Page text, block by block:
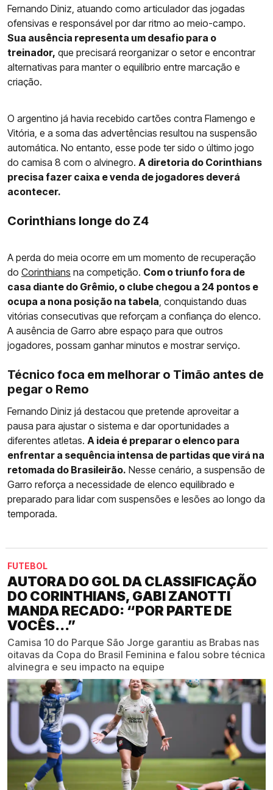
Fernando Diniz, atuando como articulador das jogadas
ofensivas e responsável por dar ritmo ao meio-campo.
Sua ausência representa um desafio para o
treinador, que precisará reorganizar o setor e encontrar
alternativas para manter o equilíbrio entre marcação e
criação.
O argentino já havia recebido cartões contra Flamengo e
Vitória, e a soma das advertências resultou na suspensão
automática. No entanto, esse pode ter sido o último jogo
do camisa 8 com o alvinegro. A diretoria do Corinthians
precisa fazer caixa e venda de jogadores deverá
acontecer.
Corinthians longe do Z4
A perda do meia ocorre em um momento de recuperação
do Corinthians na competição. Com o triunfo fora de
casa diante do Grêmio, o clube chegou a 24 pontos e
ocupa a nona posição na tabela , conquistando duas
vitórias consecutivas que reforçam a confiança do elenco.
A ausência de Garro abre espaço para que outros
jogadores, possam ganhar minutos e mostrar serviço.
Técnico foca em melhorar o Timão antes de
pegar o Remo
Fernando Diniz já destacou que pretende aproveitar a
pausa para ajustar o sistema e dar oportunidades a
diferentes atletas. A ideia é preparar o elenco para
enfrentar a sequência intensa de partidas que virá na
retomada do Brasileirão. Nesse cenário, a suspensão de
Garro reforça a necessidade de elenco equilibrado e
preparado para lidar com suspensões e lesões ao longo da
temporada.
FUTEBOL
AUTORA DO GOL DA CLASSIFICAÇÃO
DO CORINTHIANS, GABI ZANOTTI
MANDA RECADO: “POR PARTE DE
VOCÊS...”
Camisa 10 do Parque São Jorge garantiu as Brabas nas
oitavas da Copa do Brasil Feminina e falou sobre técnica
alvinegra e seu impacto na equipe